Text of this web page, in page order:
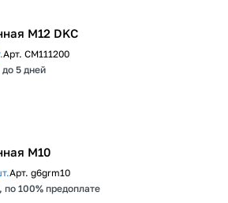
М12 DKC
Арт. CM111200
5 дней
М10
Арт. g6grm10
по 100% предоплате